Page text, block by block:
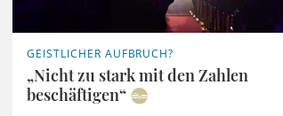
GEISTLICHER AUFBRUCH?
„Nicht zu stark mit den Zahlen
beschäftigen“